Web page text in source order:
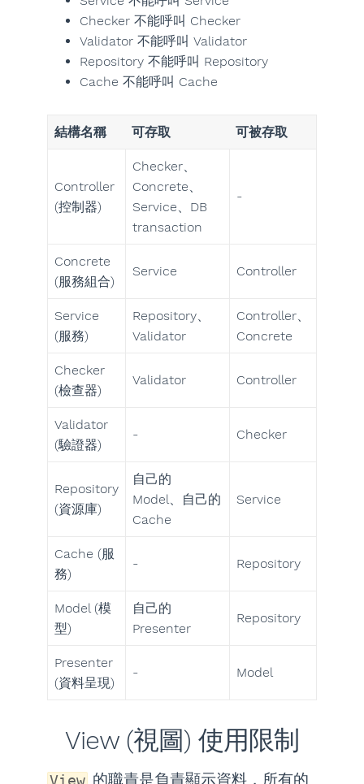
Checker 不能呼叫 Checker
Validator 不能呼叫 Validator
Repository 不能呼叫 Repository
Cache 不能呼叫 Cache
結構名稱 可存取 可被存取
Controller
(控制器)
Checker、
Concrete、
Service、DB
transaction
-
Concrete
(服務組合)
Service Controller
Service
(服務)
Repository、
Validator
Controller、
Concrete
Checker
(檢查器)
Validator Controller
Validator
(驗證器)
- Checker
Repository
(資源庫)
自己的
Model、自己的
Cache
Service
Cache (服
務)
- Repository
Model (模
型)
自己的
Presenter
Repository
Presenter
(資料呈現)
- Model
View (視圖) 使用限制
View 的職責是負責顯示資料，所有的